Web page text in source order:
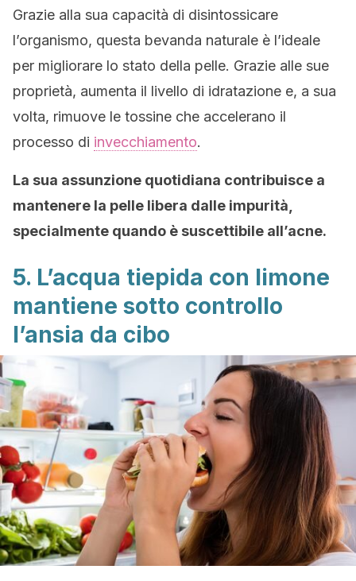
Grazie alla sua capacità di disintossicare
l’organismo, questa bevanda naturale è l’ideale
per migliorare lo stato della pelle. Grazie alle sue
proprietà, aumenta il livello di idratazione e, a sua
volta, rimuove le tossine che accelerano il
processo di invecchiamento.
La sua assunzione quotidiana contribuisce a
mantenere la pelle libera dalle impurità,
specialmente quando è suscettibile all’acne.
5. L’acqua tiepida con limone
mantiene sotto controllo
l’ansia da cibo